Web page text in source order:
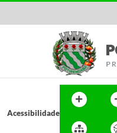
Acessibilidade